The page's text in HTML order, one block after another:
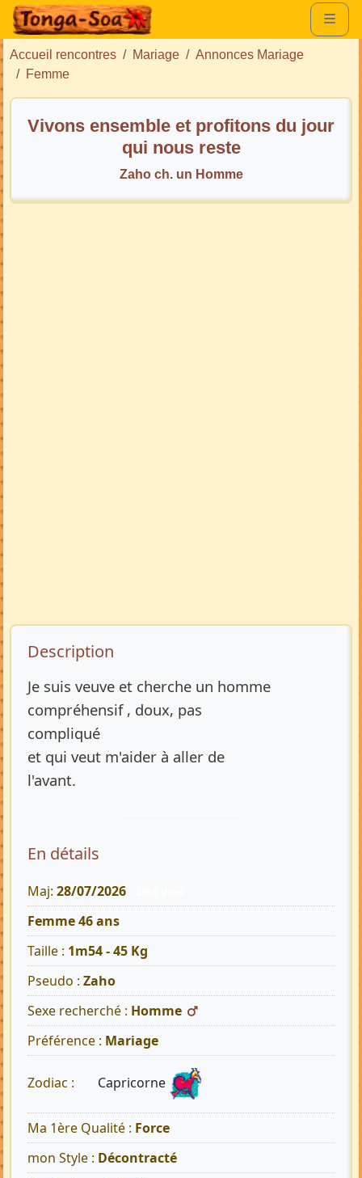
Accueil rencontres Mariage
Annonces Mariage
Femme
Vivons ensemble et profitons du jour
qui nous reste
Zaho ch. un Homme
Description de l’annonce
Description
Je suis veuve et cherche un homme
compréhensif , doux, pas
compliqué
et qui veut m'aider à aller de
l'avant.
En détails
Maj: 28/07/2026
Femme 46 ans
Taille : 1m54 - 45 Kg
Pseudo : Zaho
Sexe recherché : Homme
Préférence : Mariage
Zodiac : Capricorne
Ma 1ère Qualité : Force
mon Style : Décontracté